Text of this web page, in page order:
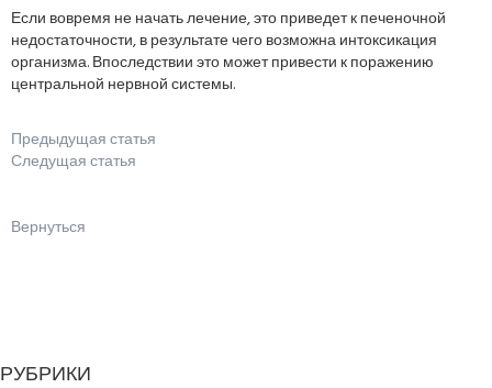
Если вовремя не начать лечение, это приведет к печеночной
недостаточности, в результате чего возможна интоксикация
организма. Впоследствии это может привести к поражению
центральной нервной системы.
Предыдущая статья
Следущая статья
Вернуться
РУБРИКИ